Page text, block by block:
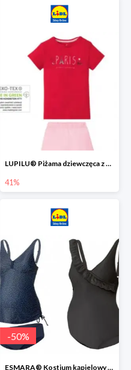
LUPILU® Piżama dziewczęca z bawełny -41%
41%
-50%
ESMARA® Kostium kąpielowy ciążowy lub tankini ciążowe -50%